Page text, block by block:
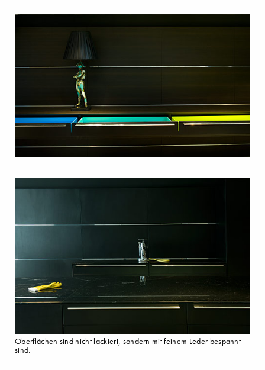
Oberflächen sind nicht lackiert, sondern mit feinem Leder bespannt
sind.